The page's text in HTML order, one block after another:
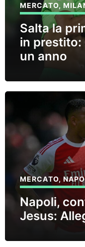
MERCATO,
Salta la
in prestito:
un anno
MERCATO,
Napoli,
Jesus: